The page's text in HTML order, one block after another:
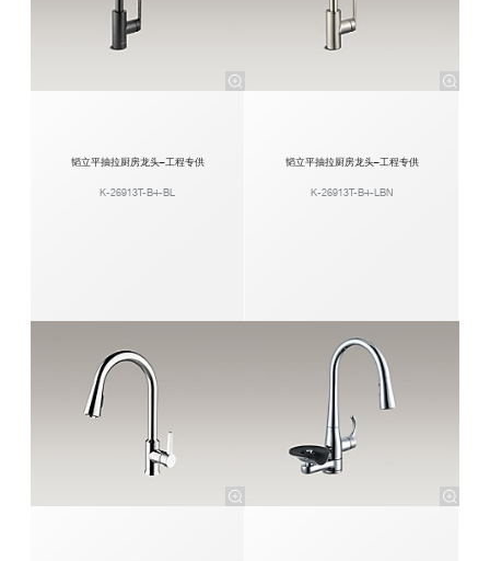
韬立平抽拉厨房龙头–工程专供
K-26913T-B4-BL
韬立平抽拉厨房龙头–工程专供
K-26913T-B4-LBN